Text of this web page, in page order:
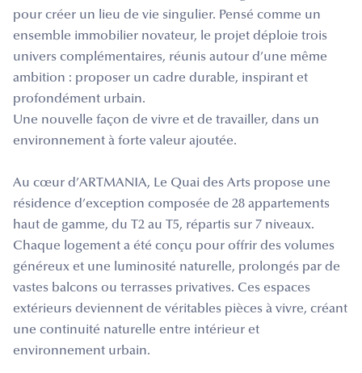
pour créer un lieu de vie singulier. Pensé comme un
ensemble immobilier novateur, le projet déploie trois
univers complémentaires, réunis autour d’une même
ambition : proposer un cadre durable, inspirant et
profondément urbain.
Une nouvelle façon de vivre et de travailler, dans un
environnement à forte valeur ajoutée.
Au cœur d’ARTMANIA, Le Quai des Arts propose une
résidence d’exception composée de 28 appartements
haut de gamme, du T2 au T5, répartis sur 7 niveaux.
Chaque logement a été conçu pour offrir des volumes
généreux et une luminosité naturelle, prolongés par de
vastes balcons ou terrasses privatives. Ces espaces
extérieurs deviennent de véritables pièces à vivre, créant
une continuité naturelle entre intérieur et
environnement urbain.